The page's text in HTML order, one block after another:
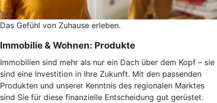
Das Gefühl von Zuhause erleben.
Immobilie & Wohnen: Produkte
Immobilien sind mehr als nur ein Dach über dem Kopf – sie
sind eine Investition in Ihre Zukunft. Mit den passenden
Produkten und unserer Kenntnis des regionalen Marktes
sind Sie für diese finanzielle Entscheidung gut gerüstet.